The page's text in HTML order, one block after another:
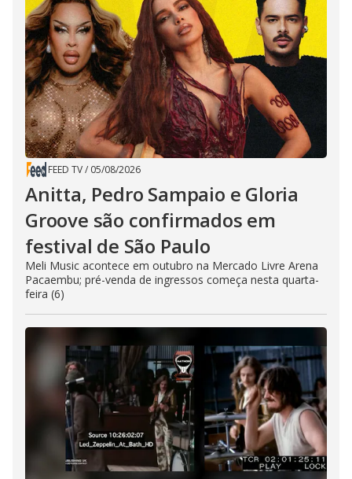
FEED TV/ 05/08/2026
Anitta, Pedro Sampaio e Gloria
Groove são confirmados em
festival de São Paulo
Meli Music acontece em outubro na Mercado Livre Arena
Pacaembu; pré-venda de ingressos começa nesta quarta-
feira (6)